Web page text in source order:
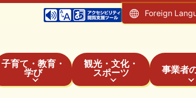
Foreign
子育て・教育・
学び
観光・文化・
スポーツ
事業者